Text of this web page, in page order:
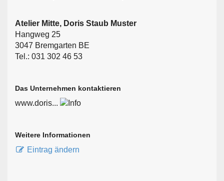
Atelier Mitte, Doris Staub Muster
Hangweg 25
3047 Bremgarten BE
Tel.: 031 302 46 53
Das Unternehmen kontaktieren
www.doris...
Weitere Informationen
Eintrag ändern